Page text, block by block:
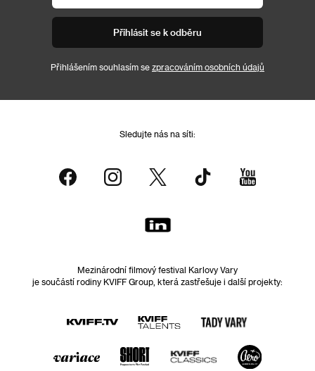
Přihlásit se k odběru
Přihlášením souhlasím se zpracováním osobních údajů
Sledujte nás na síti:
Mezinárodní filmový festival Karlovy Vary
je součástí rodiny KVIFF Group, která zastřešuje i další projekty: